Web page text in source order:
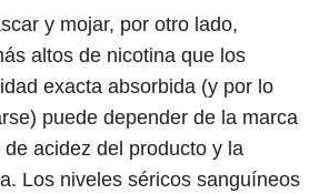
y mojar, por otro lado,
altos de nicotina que los
exacta absorbida (y por lo
puede depender de la marca
acidez del producto y la
Los niveles séricos sanguíneos